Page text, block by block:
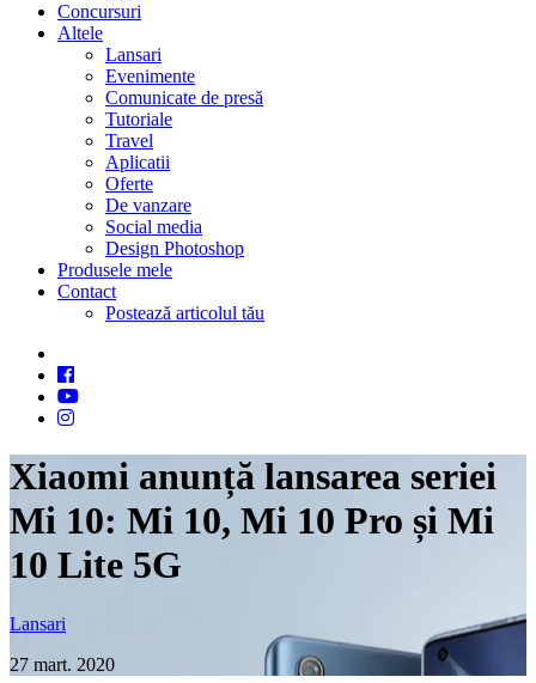
Concursuri
Altele
Lansari
Evenimente
Comunicate de presă
Tutoriale
Travel
Aplicatii
Oferte
De vanzare
Social media
Design Photoshop
Produsele mele
Contact
Postează articolul tău
Xiaomi anunță lansarea seriei
Mi 10: Mi 10, Mi 10 Pro și Mi
10 Lite 5G
Lansari
27 mart. 2020